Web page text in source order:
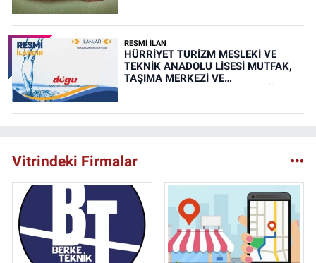
RESMİ İLAN
HÜRRİYET TURİZM MESLEKİ VE
TEKNİK ANADOLU LİSESİ MUTFAK,
TAŞIMA MERKEZİ VE
Vitrindeki Firmalar